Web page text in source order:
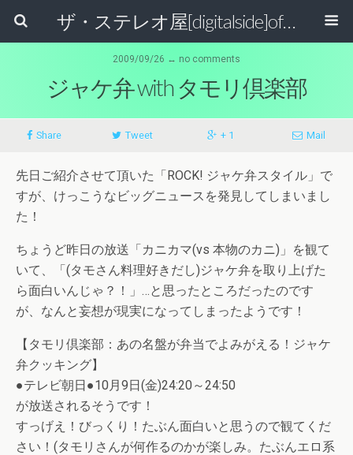
ザ・ステレオ屋[digitalside]official blog.
2009/09/26 ↔ no comments
ジャケ弁 with タモリ倶楽部
Share Tweet + 1 Mail
先日ご紹介させて頂いた「ROCK! ジャケ弁スタイル」で
すが、けっこうなビッグニュースを発見してしまいまし
た！
ちょうど昨日の放送「カニカマ(vs 本物のカニ)」を観て
いて、「(タモさん料理好きだし)ジャケ弁を取り上げた
ら面白いんじゃ？！」…と思ったところだったのです
が、なんと妄想が現実になってしまったようです！
【タモリ倶楽部：あの名盤が弁当でよみがえる！ジャケ
弁クッキング】
●テレビ朝日●10月9日(金)24:20～24:50
が放送されるそうです！
すっげえ！びっくり！たぶん面白いと思うので観てくだ
さい！(タモリさんが何作るのかが楽しみ。たぶんエロ系